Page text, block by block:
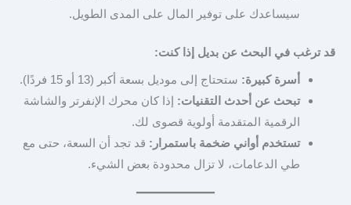
سيساعدك على توفير المال على المدى الطويل.
قد ترغب في البحث عن بديل إذا كنت:
أسرة كبيرة: ستحتاج إلى موديل بسعة أكبر (13 أو 15 فردًا).
تبحث عن أحدث التقنيات: إذا كان محرك الإنفرتر والشاشة
الرقمية المتقدمة أولوية قصوى لك.
تستخدم أواني ضخمة باستمرار: قد تجد أن السعة، حتى مع
طي الدعامات، لا تزال محدودة بعض الشيء.